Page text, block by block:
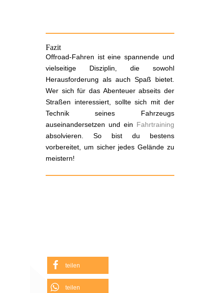
Fazit
Offroad-Fahren ist eine spannende und
vielseitige Disziplin, die sowohl
Herausforderung als auch Spaß bietet.
Wer sich für das Abenteuer abseits der
Straßen interessiert, sollte sich mit der
Technik seines Fahrzeugs
auseinandersetzen und ein Fahrtraining
absolvieren. So bist du bestens
vorbereitet, um sicher jedes Gelände zu
meistern!
teilen
teilen